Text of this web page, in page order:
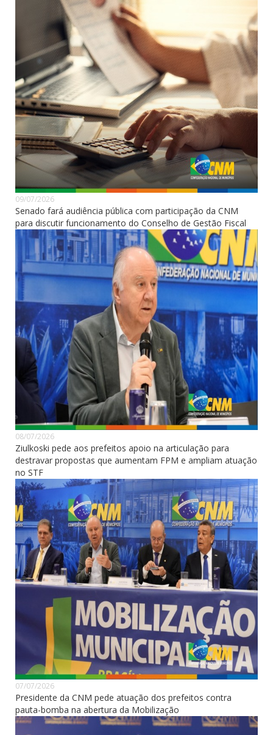
09/07/2026
Senado fará audiência pública com participação da CNM
para discutir funcionamento do Conselho de Gestão Fiscal
08/07/2026
Ziulkoski pede aos prefeitos apoio na articulação para
destravar propostas que aumentam FPM e ampliam atuação
no STF
07/07/2026
Presidente da CNM pede atuação dos prefeitos contra
pauta-bomba na abertura da Mobilização